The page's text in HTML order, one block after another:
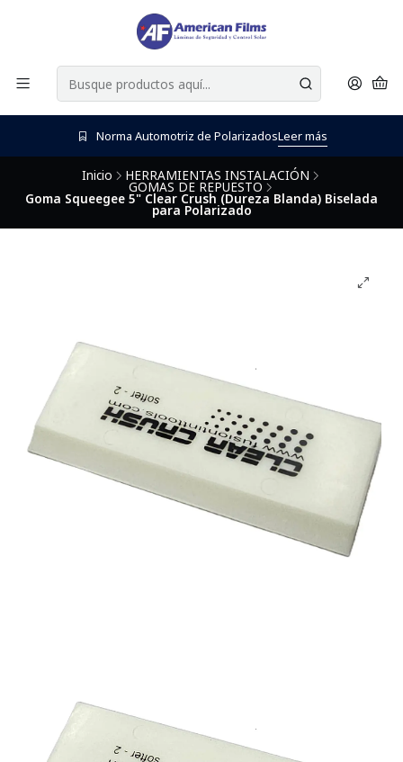
Norma Automotriz de PolarizadosLeer más
Inicio HERRAMIENTAS INSTALACIÓN
GOMAS DE REPUESTO
Goma Squeegee 5" Clear Crush (Dureza Blanda) Biselada
para Polarizado